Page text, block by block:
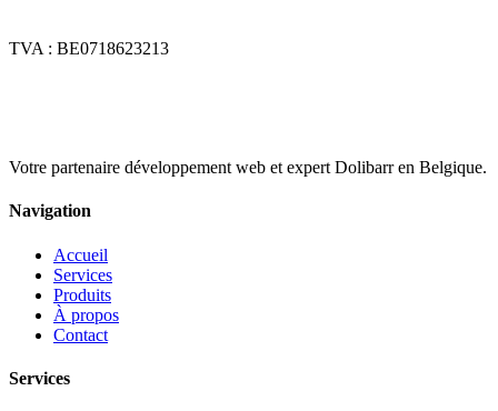
TVA : BE0718623213
Votre partenaire développement web et expert Dolibarr en Belgique.
Navigation
Accueil
Services
Produits
À propos
Contact
Services